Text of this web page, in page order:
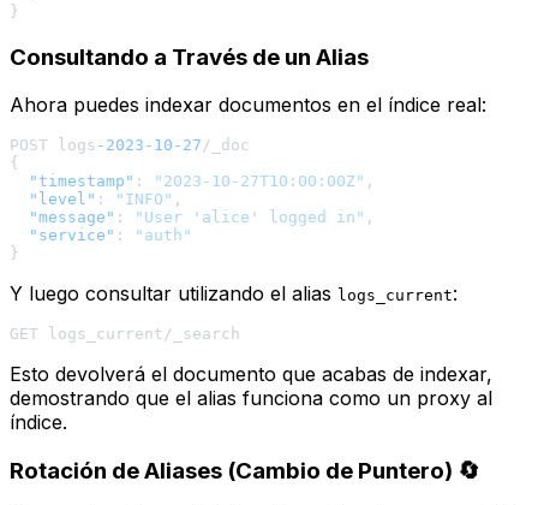
}
Consultando a Través de un Alias
Ahora puedes indexar documentos en el índice real:
POST logs -2023 -10 -27
{
"timestamp" : "2023-10-27T10:00:00Z" ,
"level" : "INFO" ,
"message" : "User 'alice' logged in" ,
"service" :
"auth"
}
Y luego consultar utilizando el alias logs_current:
Esto devolverá el documento que acabas de indexar,
demostrando que el alias funciona como un proxy al
índice.
Rotación de Aliases (Cambio de Puntero) 🔄